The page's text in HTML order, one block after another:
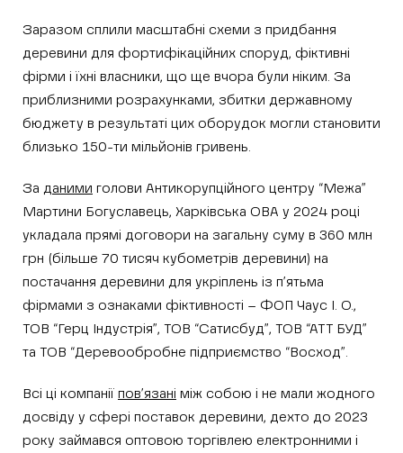
Заразом сплили масштабні схеми з придбання
деревини для фортифікаційних споруд, фіктивні
фірми і їхні власники, що ще вчора були ніким. За
приблизними розрахунками, збитки державному
бюджету в результаті цих оборудок могли становити
близько 150-ти мільйонів гривень.
За даними голови Антикорупційного центру “Межа”
Мартини Богуславець, Харківська ОВА у 2024 році
укладала прямі договори на загальну суму в 360 млн
грн (більше 70 тисяч кубометрів деревини) на
постачання деревини для укріплень із п’ятьма
фірмами з ознаками фіктивності – ФОП Чаус І. О.,
ТОВ “Герц Індустрія”, ТОВ “Сатисбуд”, ТОВ “АТТ БУД”
та ТОВ “Деревообробне підприємство “Восход”.
Всі ці компанії пов’язані між собою і не мали жодного
досвіду у сфері поставок деревини, дехто до 2023
року займався оптовою торгівлею електронними і